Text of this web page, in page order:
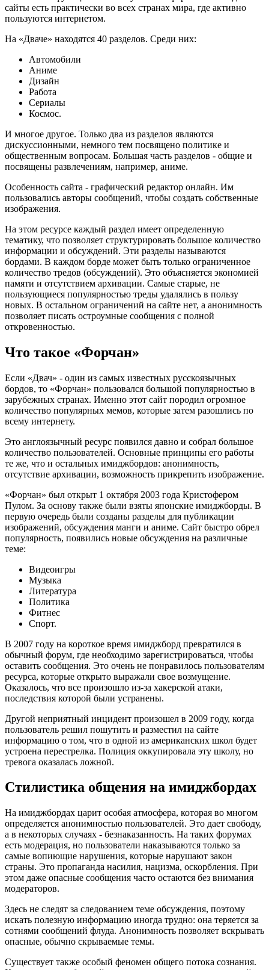
сайты есть практически во всех странах мира, где активно
пользуются интернетом.
На «Дваче» находятся 40 разделов. Среди них:
Автомобили
Аниме
Дизайн
Работа
Сериалы
Космос.
И многое другое. Только два из разделов являются
дискуссионными, немного тем посвящено политике и
общественным вопросам. Большая часть разделов - общие и
посвящены развлечениям, например, аниме.
Особенность сайта - графический редактор онлайн. Им
пользовались авторы сообщений, чтобы создать собственные
изображения.
На этом ресурсе каждый раздел имеет определенную
тематику, что позволяет структурировать большое количество
информации и обсуждений. Эти разделы называются
бордами. В каждом борде может быть только ограниченное
количество тредов (обсуждений). Это объясняется экономией
памяти и отсутствием архивации. Самые старые, не
пользующиеся популярностью треды удалялись в пользу
новых. В остальном ограничений на сайте нет, а анонимность
позволяет писать остроумные сообщения с полной
откровенностью.
Что такое «Форчан»
Если «Двач» - один из самых известных русскоязычных
бордов, то «Форчан» пользовался большой популярностью в
зарубежных странах. Именно этот сайт породил огромное
количество популярных мемов, которые затем разошлись по
всему интернету.
Это англоязычный ресурс появился давно и собрал большое
количество пользователей. Основные принципы его работы
те же, что и остальных имиджбордов: анонимность,
отсутствие архивации, возможность прикрепить изображение.
«Форчан» был открыт 1 октября 2003 года Кристофером
Пулом. За основу также были взяты японские имиджборды. В
первую очередь были созданы разделы для публикации
изображений, обсуждения манги и аниме. Сайт быстро обрел
популярность, появились новые обсуждения на различные
теме:
Видеоигры
Музыка
Литература
Политика
Фитнес
Спорт.
В 2007 году на короткое время имиджборд превратился в
обычный форум, где необходимо зарегистрироваться, чтобы
оставить сообщения. Это очень не понравилось пользователям
ресурса, которые открыто выражали свое возмущение.
Оказалось, что все произошло из-за хакерской атаки,
последствия которой были устранены.
Другой неприятный инцидент произошел в 2009 году, когда
пользователь решил пошутить и разместил на сайте
информацию о том, что в одной из американских школ будет
устроена перестрелка. Полиция оккупировала эту школу, но
тревога оказалась ложной.
Стилистика общения на имиджбордах
На имиджбордах царит особая атмосфера, которая во многом
определяется анонимностью пользователей. Это дает свободу,
а в некоторых случаях - безнаказанность. На таких форумах
есть модерация, но пользователи наказываются только за
самые вопиющие нарушения, которые нарушают закон
страны. Это пропаганда насилия, нацизма, оскорбления. При
этом даже опасные сообщения часто остаются без внимания
модераторов.
Здесь не следят за следованием теме обсуждения, поэтому
искать полезную информацию иногда трудно: она теряется за
сотнями сообщений флуда. Анонимность позволяет вскрывать
опасные, обычно скрываемые темы.
Существует также особый феномен общего потока сознания.